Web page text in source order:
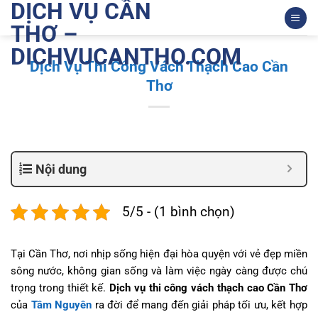
qua
dung
DỊCH VỤ CẦN
THƠ –
DICHVUCANTHO.COM
Dịch Vụ Thi Công Vách Thạch Cao Cần
Thơ
Nội dung
5/5 - (1 bình chọn)
Tại Cần Thơ, nơi nhịp sống hiện đại hòa quyện với vẻ đẹp miền
sông nước, không gian sống và làm việc ngày càng được chú
trọng trong thiết kế. Dịch vụ thi công vách thạch cao Cần Thơ
của Tâm Nguyên ra đời để mang đến giải pháp tối ưu, kết hợp